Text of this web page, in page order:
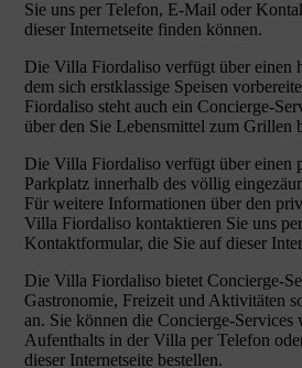
Sie uns per Telefon, E-Mail oder
dieser Internetseite finden können.
Die Villa Fiordaliso verfügt über einen
dem sich erstklassige Speisen
Fiordaliso steht auch ein Concierge-
über den Sie Lebensmittel zum Grillen
Die Villa Fiordaliso verfügt über einen
Parkplatz innerhalb des völlig
Für weitere Informationen über den
Villa Fiordaliso kontaktieren Sie uns
Kontaktformular, die Sie auf dieser
Die Villa Fiordaliso bietet Concierge-
Gastronomie, Freizeit und Aktivitäten
an. Sie können die Concierge-Services
Aufenthalts in der Villa per Telefon
dieser Internetseite bestellen.